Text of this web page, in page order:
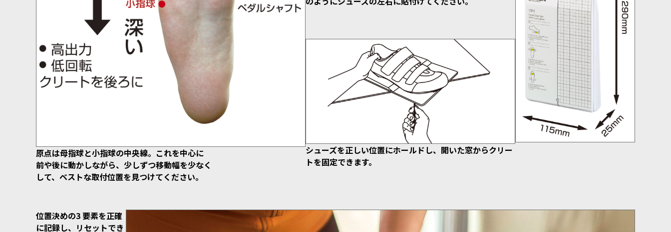
原点は母指球と小指球の中央線。これを中心に
前や後に動かしながら、少しずつ移動幅を少なく
して、ベストな取付位置を見つけてください。
シューズを正しい位置にホールドし、開いた窓からクリー
トを固定できます。
位置決めの3 要素を正確
に記録し、リセットでき